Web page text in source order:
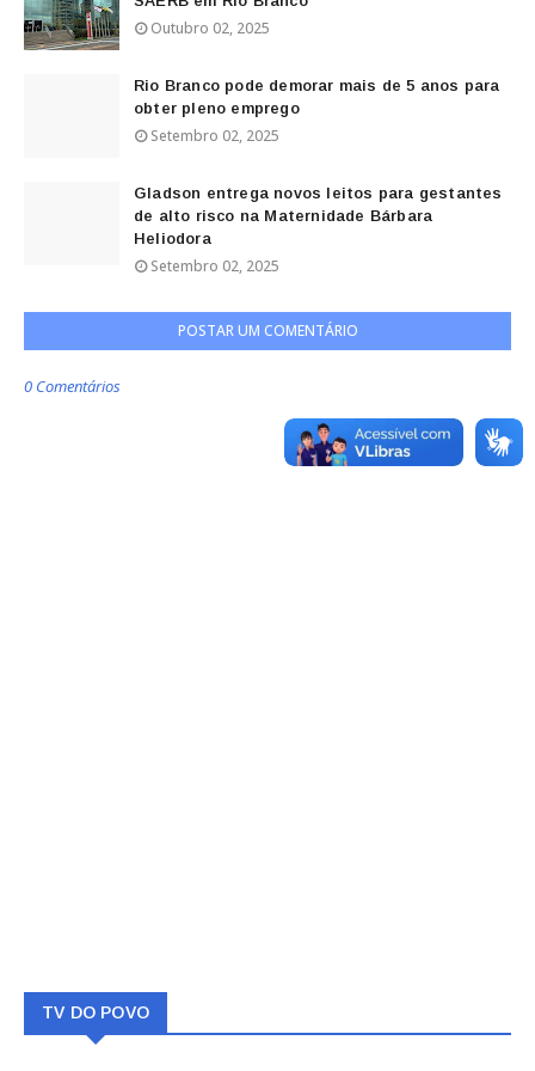
Outubro 02, 2025
Rio Branco pode demorar mais de 5 anos para
obter pleno emprego
Setembro 02, 2025
Gladson entrega novos leitos para gestantes
de alto risco na Maternidade Bárbara
Heliodora
Setembro 02, 2025
POSTAR UM COMENTÁRIO
0 Comentários
TV DO POVO